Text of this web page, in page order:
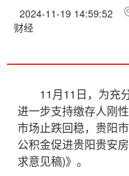
2024-11-19 14:59:52
财经
11月11日，为充分
进一步支持缴存人刚
市场止跌回稳，贵阳
公积金促进贵阳贵安
求意见稿)》。